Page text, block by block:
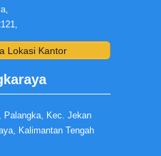
Lokasi Kantor
Palangka, Kec. Jekan
Kalimantan Tengah